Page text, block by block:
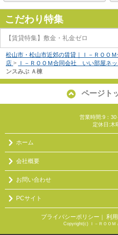
こだわり特集
【賃貸特集】敷金・礼金ゼロ
松山市・松山市近郊の賃貸｜Ｉ－ＲＯ
店 > Ｉ－ＲＯＯＭ合同会社 いい部屋ネ
ンスみぶ Ａ棟
ページト
営業時間:9：30
定休日:木
ホーム
会社概要
お問い合わせ
PCサイト
プライバシーポリシー 利
Copyright(c) Ｉ－ＲＯＯＭ